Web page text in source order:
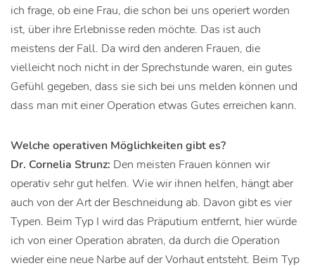
ich frage, ob eine Frau, die schon bei uns operiert worden
ist, über ihre Erlebnisse reden möchte. Das ist auch
meistens der Fall. Da wird den anderen Frauen, die
vielleicht noch nicht in der Sprechstunde waren, ein gutes
Gefühl gegeben, dass sie sich bei uns melden können und
dass man mit einer Operation etwas Gutes erreichen kann.
Welche operativen Möglichkeiten gibt es?
Dr. Cornelia Strunz: Den meisten Frauen können wir
operativ sehr gut helfen. Wie wir ihnen helfen, hängt aber
auch von der Art der Beschneidung ab. Davon gibt es vier
Typen. Beim Typ I wird das Präputium entfernt, hier würde
ich von einer Operation abraten, da durch die Operation
wieder eine neue Narbe auf der Vorhaut entsteht. Beim Typ